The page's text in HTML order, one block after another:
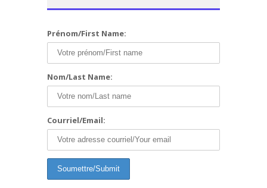
Prénom/First Name:
Nom/Last Name:
Courriel/Email: